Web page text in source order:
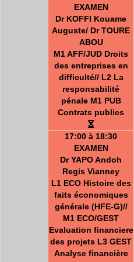
EXAMEN
Dr KOFFI Kouame
Auguste/ Dr TOURE
ABOU
M1 AFF/JUD Droits
des entreprises en
difficulté// L2 La
responsabilité
pénale M1 PUB
Contrats publics
17:00 à 18:30
EXAMEN
Dr YAPO Andoh
Regis Vianney
L1 ECO Histoire des
faits économiques
générale (HFE-G)//
M1 ECO/GEST
Evaluation financiere
des projets L3 GEST
Analyse financière